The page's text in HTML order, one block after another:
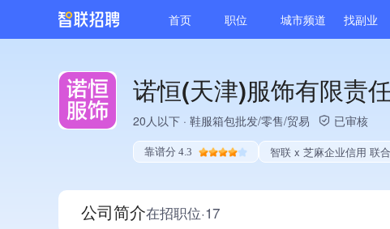
首页 职位 城市频道 找副业
诺恒(天津)服饰有限责
20人以下 · 鞋服箱包批发/零售/贸易 已审核
靠谱分 4.3 智联 x 芝麻企业信用 联
公司简介在招职位·17